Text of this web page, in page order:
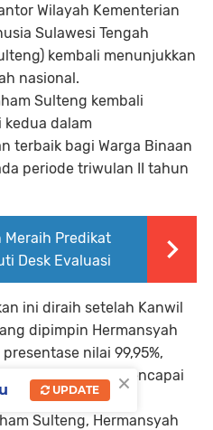
Wilayah Kementerian
Sulawesi Tengah
kembali menunjukkan
nasional.
Sulteng kembali
dalam
terbaik bagi Warga Binaan
periode triwulan II tahun
Meraih Predikat
Desk Evaluasi
ini diraih setelah Kanwil
dipimpin Hermansyah
nilai 99,95%,
yang mencapai
Sulteng, Hermansyah
×
UPDATE